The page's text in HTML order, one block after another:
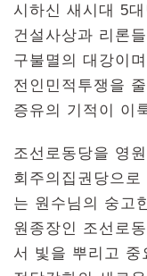
시하신 새시대 5
건설사상과 리론
구불멸의 대강이
전인민적투쟁을
증유의 기적이 이
조선로동당을 영
회주의집권당으
는 원수님의 숭고
원종장인 조선로
서 빛을 뿌리고 중